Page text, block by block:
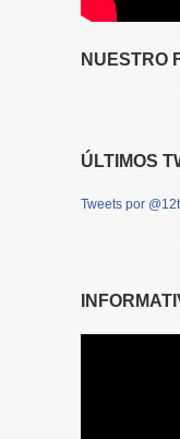
NUESTRO
ÚLTIMOS
Tweets por